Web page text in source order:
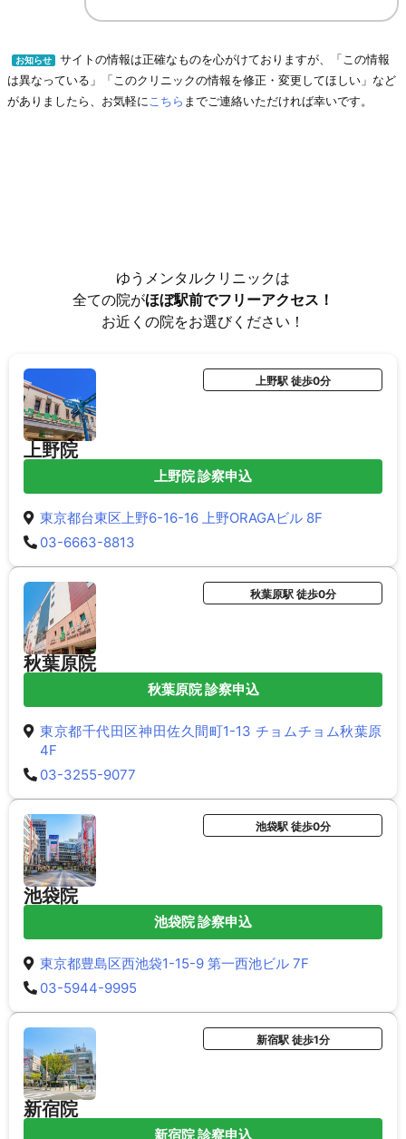
お知らせ
サイトの情報は正確なものを心がけておりますが、「この情報
は異なっている」「このクリニックの情報を修正・変更してほしい」など
がありましたら、お気軽に こちら までご連絡いただければ幸いです。
ゆうメンタルクリニックは
全ての院がほぼ駅前でフリーアクセス！
お近くの院をお選びください！
上野院
上野駅 徒歩0分
上野院 診察申込
東京都台東区上野6-16-16 上野ORAGAビル 8F
03-6663-8813
秋葉原院
秋葉原駅 徒歩0分
秋葉原院 診察申込
東京都千代田区神田佐久間町1-13 チョムチョム秋葉原
4F
03-3255-9077
池袋院
池袋駅 徒歩0分
池袋院 診察申込
東京都豊島区西池袋1-15-9 第一西池ビル 7F
03-5944-9995
新宿院
新宿駅 徒歩1分
新宿院 診察申込